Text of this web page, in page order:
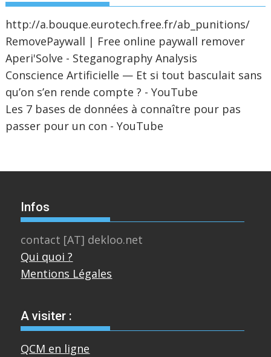
http://a.bouque.eurotech.free.fr/ab_punitions/
RemovePaywall | Free online paywall remover
Aperi'Solve - Steganography Analysis
Conscience Artificielle — Et si tout basculait sans
qu’on s’en rende compte ? - YouTube
Les 7 bases de données à connaître pour pas
passer pour un con - YouTube
Infos
contact [AT] dekloo.net
Qui quoi ?
Mentions Légales
A visiter :
QCM en ligne